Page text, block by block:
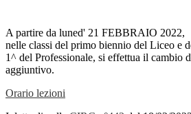
A partire da luned' 21 FEBBRAIO 2022,
nelle classi del primo biennio del Liceo e
1^ del Professionale, si effettua il cambio
aggiuntivo.
Orario lezioni